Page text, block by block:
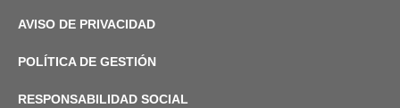
AVISO DE PRIVACIDAD
POLÍTICA DE GESTIÓN
RESPONSABILIDAD SOCIAL